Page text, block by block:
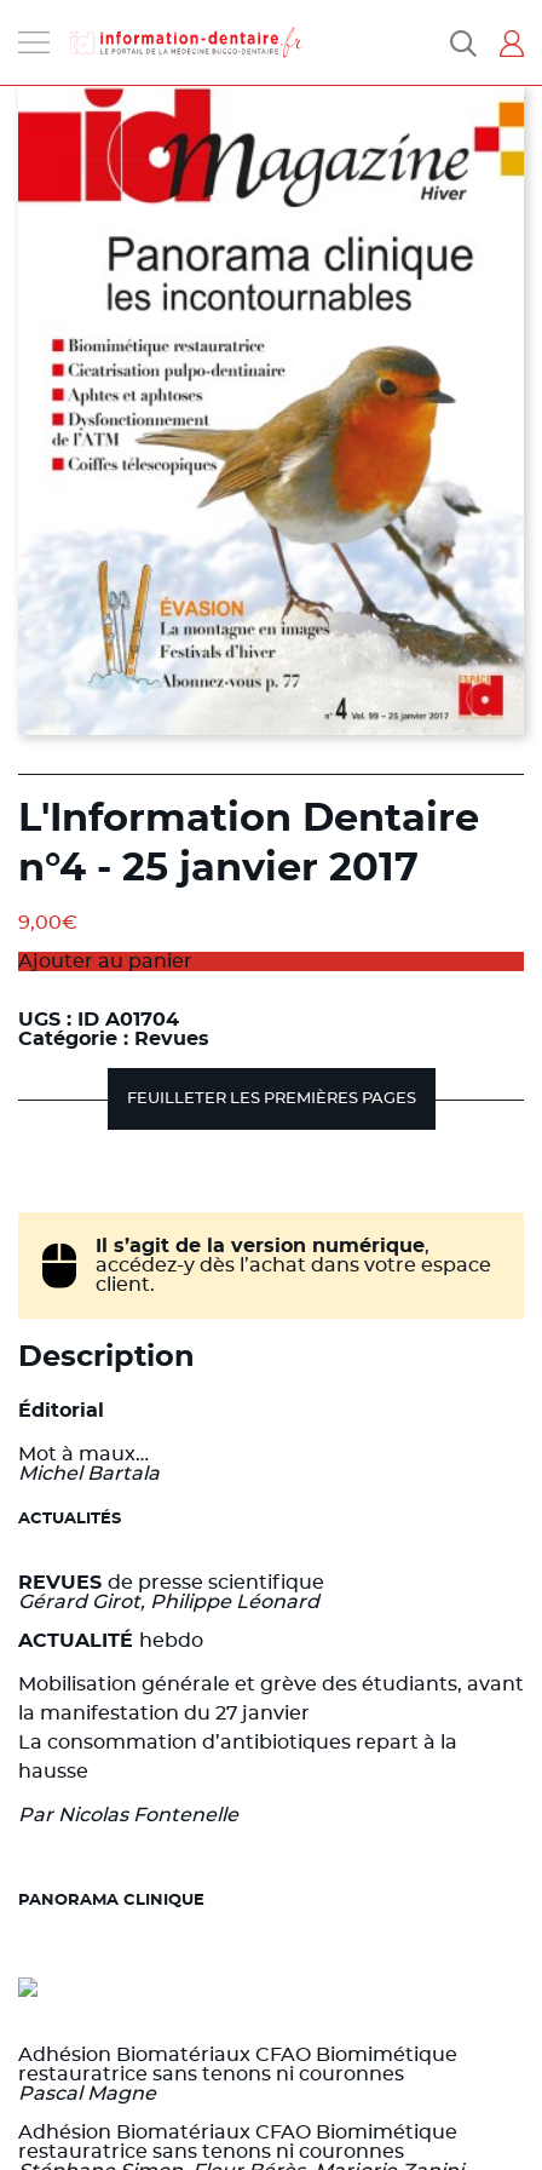
la
navigation
L'Information Dentaire
n°4 - 25 janvier 2017
9,00€
Ajouter au panier
UGS :
ID A01704
Catégorie : Revues
FEUILLETER LES PREMIÈRES PAGES
Il s’agit de la version numérique,
accédez-y dès l’achat dans votre espace
client.
Description
Éditorial
Mot à maux…
Michel Bartala
ACTUALITÉS
REVUES de presse scientifique
Gérard Girot, Philippe Léonard
ACTUALITÉ hebdo
Mobilisation générale et grève des étudiants, avant
la manifestation du 27 janvier
La consommation d’antibiotiques repart à la
hausse
Par Nicolas Fontenelle
PANORAMA CLINIQUE
Adhésion Biomatériaux CFAO Biomimétique
restauratrice sans tenons ni couronnes
Pascal Magne
Adhésion Biomatériaux CFAO Biomimétique
restauratrice sans tenons ni couronnes